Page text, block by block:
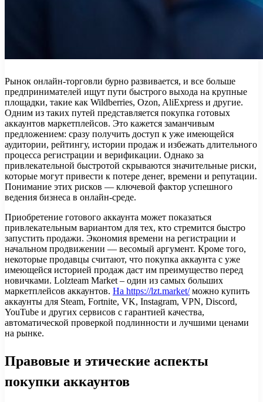
Рынок онлайн-торговли бурно развивается, и все больше
предпринимателей ищут пути быстрого выхода на крупные
площадки, такие как Wildberries, Ozon, AliExpress и другие.
Одним из таких путей представляется покупка готовых
аккаунтов маркетплейсов. Это кажется заманчивым
предложением: сразу получить доступ к уже имеющейся
аудитории, рейтингу, истории продаж и избежать длительного
процесса регистрации и верификации. Однако за
привлекательной быстротой скрываются значительные риски,
которые могут привести к потере денег, времени и репутации.
Понимание этих рисков — ключевой фактор успешного
ведения бизнеса в онлайн-среде.
Приобретение готового аккаунта может показаться
привлекательным вариантом для тех, кто стремится быстро
запустить продажи. Экономия времени на регистрации и
начальном продвижении — весомый аргумент. Кроме того,
некоторые продавцы считают, что покупка аккаунта с уже
имеющейся историей продаж даст им преимущество перед
новичками. Lolzteam Market – один из самых больших
маркетплейсов аккаунтов. На https://lzt.market/можно купить
аккаунты для Steam, Fortnite, VK, Instagram, VPN, Discord,
YouTube и других сервисов с гарантией качества,
автоматической проверкой подлинности и лучшими ценами
на рынке.
Правовые и этические аспекты
покупки аккаунтов